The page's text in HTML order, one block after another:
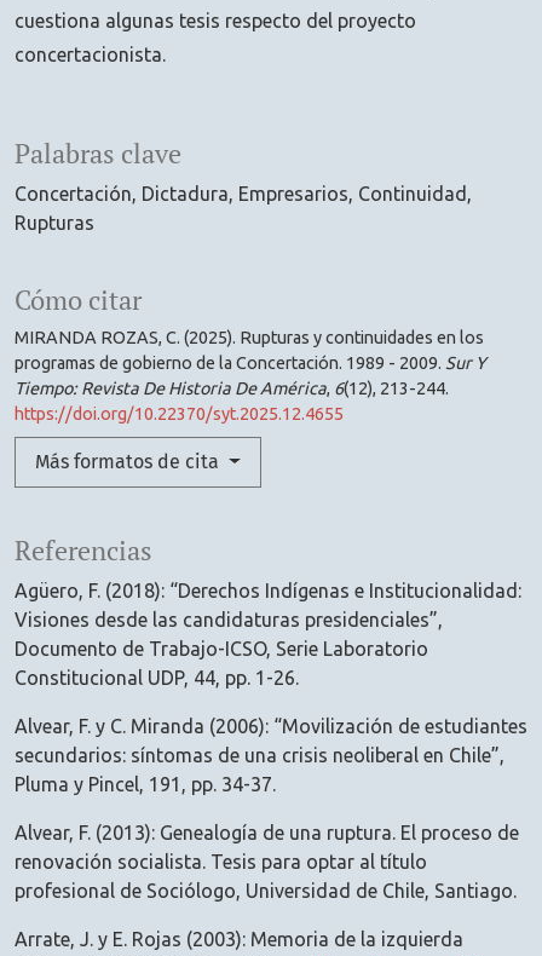
Palabras clave
Concertación Dictadura Empresarios Continuidad
Rupturas
Cómo citar
MIRANDA ROZAS, C. (2025). Rupturas y continuidades en los
programas de gobierno de la Concertación. 1989 - 2009. Sur Y
Tiempo: Revista De Historia De América, 6(12), 213-244.
https://doi.org/10.22370/syt.2025.12.4655
Más formatos de cita
cuestiona algunas tesis respecto del proyecto
concertacionista.
Referencias
Agüero, F. (2018): “Derechos Indígenas e Institucionalidad:
Visiones desde las candidaturas presidenciales”,
Documento de Trabajo-ICSO, Serie Laboratorio
Constitucional UDP, 44, pp. 1-26.
Alvear, F. y C. Miranda (2006): “Movilización de estudiantes
secundarios: síntomas de una crisis neoliberal en Chile”,
Pluma y Pincel, 191, pp. 34-37.
Alvear, F. (2013): Genealogía de una ruptura. El proceso de
renovación socialista. Tesis para optar al título
profesional de Sociólogo, Universidad de Chile, Santiago.
Arrate, J. y E. Rojas (2003): Memoria de la izquierda